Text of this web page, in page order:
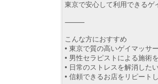
東京で安心して利用できるゲ
⸻
こんな方におすすめ
• 東京で質の高いゲイマッサ
• 男性セラピストによる施術
• 日常のストレスを解消したい
• 信頼できるお店をリピート